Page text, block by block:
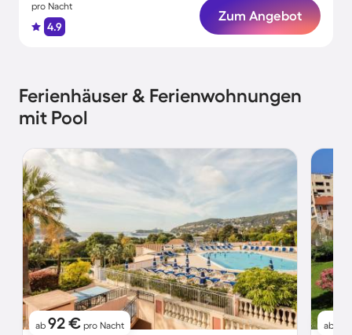
pro Nacht
4.9
Zum Angebot
Ferienhäuser & Ferienwohnungen
mit Pool
ab 92 € pro Nacht ab